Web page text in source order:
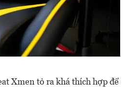
Xmen tỏ ra khá thích hợp để